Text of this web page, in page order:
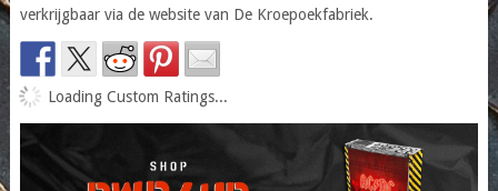
verkrijgbaar via de website van De Kroepoekfabriek.
Loading Custom Ratings...